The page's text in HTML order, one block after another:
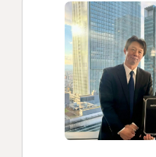
げて頂きました。心配で同